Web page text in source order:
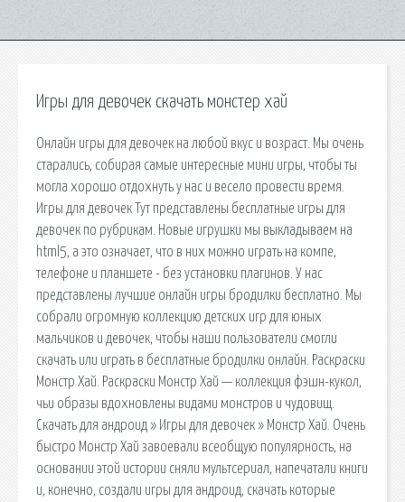
Игры для девочек скачать монстер хай
Онлайн игры для девочек на любой вкус и возраст. Мы очень
старались, собирая самые интересные мини игры, чтобы ты
могла хорошо отдохнуть у нас и весело провести время.
Игры для девочек Тут представлены бесплатные игры для
девочек по рубрикам. Новые игрушки мы выкладываем на
html5, а это означает, что в них можно играть на компе,
телефоне и планшете - без установки плагинов. У нас
представлены лучшие онлайн игры бродилки бесплатно. Мы
собрали огромную коллекцию детских игр для юных
мальчиков и девочек, чтобы наши пользователи смогли
скачать или играть в бесплатные бродилки онлайн. Раскраски
Монстр Хай. Раскраски Монстр Хай — коллекция фэшн-кукол,
чьи образы вдохновлены видами монстров и чудовищ.
Скачать для андроид » Игры для девочек » Монстр Хай. Очень
быстро Монстр Хай завоевали всеобщую популярность, на
основании этой истории сняли мультсериал, напечатали книги
и, конечно, создали игры для андроид, скачать которые